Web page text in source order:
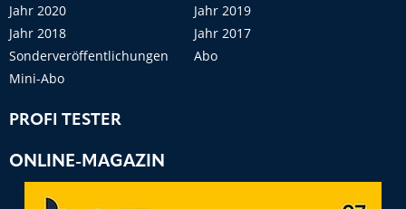
Jahr 2020
Jahr 2019
Jahr 2018
Jahr 2017
Sonderveröffentlichungen
Abo
Mini-Abo
PROFI TESTER
ONLINE-MAGAZIN